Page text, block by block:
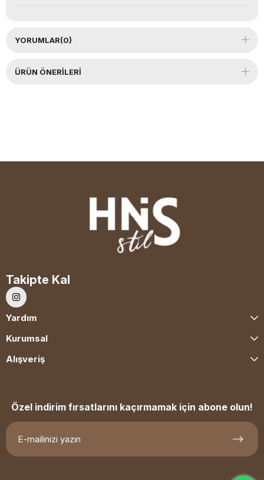
YORUMLAR(0)
ÜRÜN ÖNERILERI
Takipte Kal
Yardım
Kurumsal
Alışveriş
Özel indirim fırsatlarını kaçırmamak için abone olun!